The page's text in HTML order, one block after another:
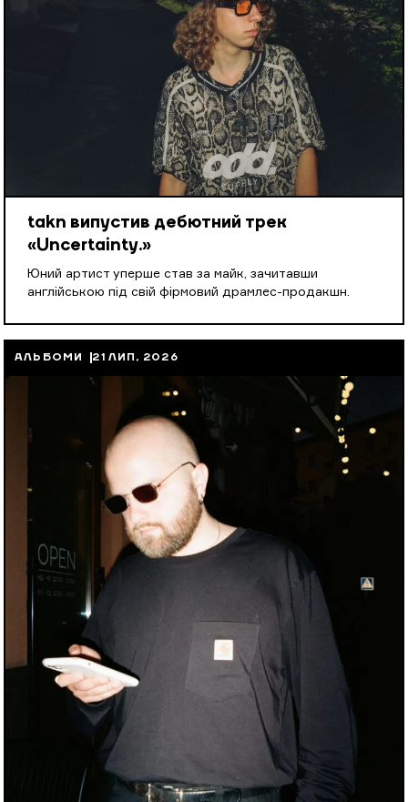
takn випустив дебютний трек
«Uncertainty.»
Юний артист уперше став за майк, зачитавши
англійською під свій фірмовий драмлес-продакшн.
АЛЬБОМИ 21 ЛИП, 2026